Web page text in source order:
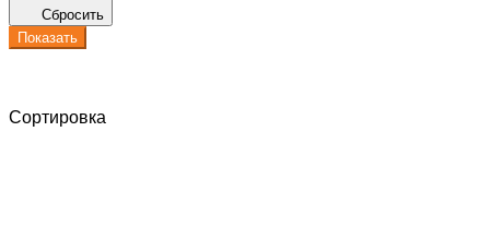
Сбросить
Показать
Сортировка